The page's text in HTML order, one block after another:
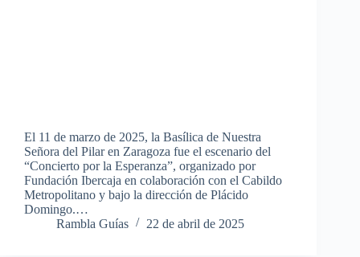
El 11 de marzo de 2025, la Basílica de Nuestra
Señora del Pilar en Zaragoza fue el escenario del
“Concierto por la Esperanza”, organizado por
Fundación Ibercaja en colaboración con el Cabildo
Metropolitano y bajo la dirección de Plácido
Domingo.…
Rambla Guías
22 de abril de 2025